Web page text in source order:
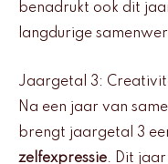
benadrukt ook dit
langdurige
Jaargetal 3:
Na een jaar van
brengt jaargetal 3
zelfexpressie. Dit